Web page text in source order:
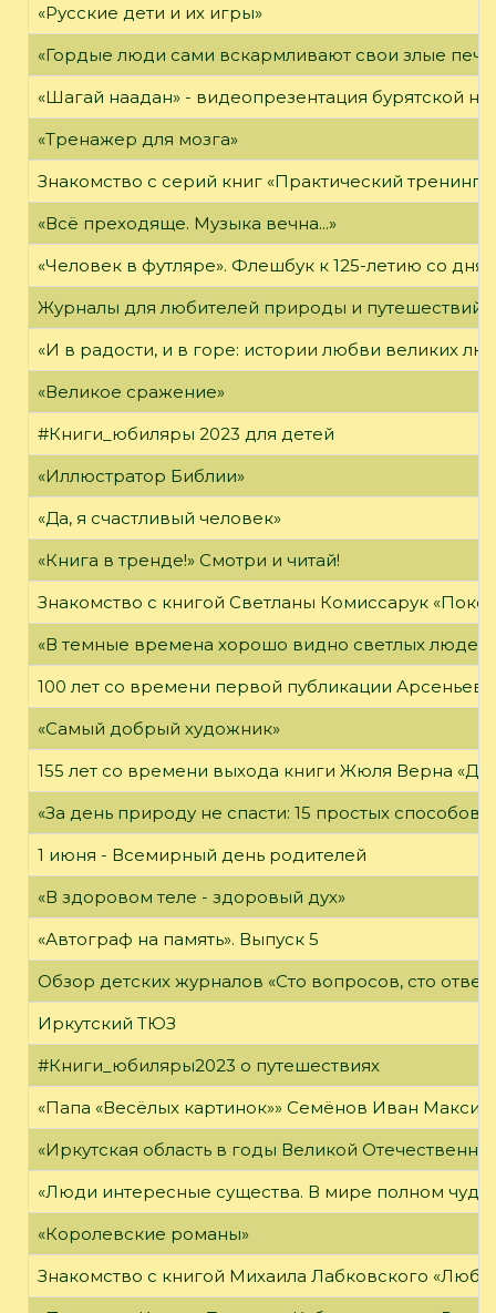
«Русские дети и их игры»
«Гордые люди сами вскармливают свои злые
«Шагай наадан» - видеопрезентация бурятской
«Тренажер для мозга»
Знакомство с серий книг «Практический тренинг»
«Всё преходяще. Музыка вечна...»
«Человек в футляре». Флешбук к 125-летию со дня
Журналы для любителей природы и путешествий
«И в радости, и в горе: истории любви великих
«Великое сражение»
#Книги_юбиляры 2023 для детей
«Иллюстратор Библии»
«Да, я счастливый человек»
«Книга в тренде!» Смотри и читай!
Знакомство с книгой Светланы Комиссарук
«В темные времена хорошо видно светлых людей»
100 лет со времени первой публикации Арсеньева
«Самый добрый художник»
155 лет со времени выхода книги Жюля Верна
«За день природу не спасти: 15 простых способов
1 июня - Всемирный день родителей
«В здоровом теле - здоровый дух»
«Автограф на память». Выпуск 5
Обзор детских журналов «Сто вопросов, сто
Иркутский ТЮЗ
#Книги_юбиляры2023 о путешествиях
«Папа «Весёлых картинок»» Семёнов Иван
«Иркутская область в годы Великой
«Люди интересные существа. В мире полном
«Королевские романы»
Знакомство с книгой Михаила Лабковского